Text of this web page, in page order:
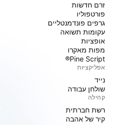
זרם חדשות
פורטפוליו
גרפים פונדמנטליים
עקומות תשואה
אופציות
מפות מאקרו
Pine Script®
אפליקציות
נייד
שולחן עבודה
קהילה
רשת חברתית
קיר של אהבה